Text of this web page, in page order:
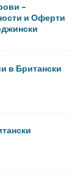
–
и Оферти
в Британски